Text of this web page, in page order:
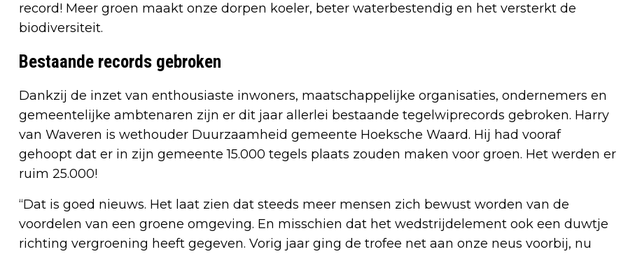
record! Meer groen maakt onze dorpen koeler, beter waterbestendig en het versterkt de
biodiversiteit.
Bestaande records gebroken
Dankzij de inzet van enthousiaste inwoners, maatschappelijke organisaties, ondernemers en
gemeentelijke ambtenaren zijn er dit jaar allerlei bestaande tegelwiprecords gebroken. Harry
van Waveren is wethouder Duurzaamheid gemeente Hoeksche Waard. Hij had vooraf
gehoopt dat er in zijn gemeente 15.000 tegels plaats zouden maken voor groen. Het werden er
ruim 25.000!
“Dat is goed nieuws. Het laat zien dat steeds meer mensen zich bewust worden van de
voordelen van een groene omgeving. En misschien dat het wedstrijdelement ook een duwtje
richting vergroening heeft gegeven. Vorig jaar ging de trofee net aan onze neus voorbij, nu